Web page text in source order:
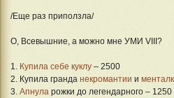
/Еще раз приползла/
О, Всевышние, а можно мне УМИ VIII?
1. Купила себе куклу – 2500
2. Купила гранда некромантии и
3. Апнула рожки до легендарного – 1250